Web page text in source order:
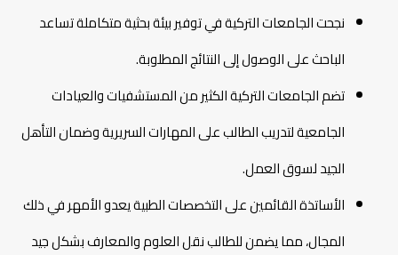
نجحت الجامعات التركية في توفير بيئة بحثية متكاملة تساعد
الباحث على الوصول إلى النتائج المطلوبة.
تضم الجامعات التركية الكثير من المستشفيات والعيادات
الجامعية لتدريب الطالب على المهارات السريرية وضمان التأهل
الجيد لسوق العمل.
الأساتذة القائمين على التخصصات الطبية يعدو الأمهر في ذلك
المجال، مما يضمن للطالب نقل العلوم والمعارف بشكل جيد